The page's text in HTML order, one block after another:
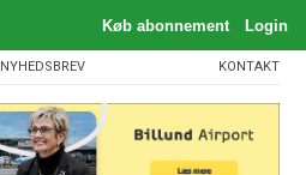
NYHEDSBREV KONTAKT